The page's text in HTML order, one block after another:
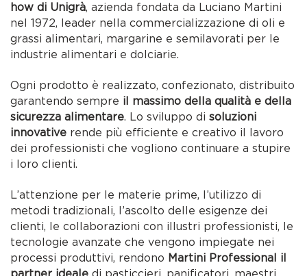
how di Unigrà, azienda fondata da Luciano Martini
nel 1972, leader nella commercializzazione di oli e
grassi alimentari, margarine e semilavorati per le
industrie alimentari e dolciarie.
Ogni prodotto è realizzato, confezionato, distribuito
garantendo sempre il massimo della qualità e della
sicurezza alimentare. Lo sviluppo disoluzioni
innovative rende più efficiente e creativo il lavoro
dei professionisti che vogliono continuare a stupire
i loro clienti.
L’attenzione per le materie prime, l’utilizzo di
metodi tradizionali, l’ascolto delle esigenze dei
clienti, le collaborazioni con illustri professionisti, le
tecnologie avanzate che vengono impiegate nei
processi produttivi, rendono Martini Professional il